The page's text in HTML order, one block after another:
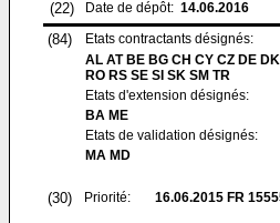
(22) Date de dépôt: 14.06.2016
(84)
Etats contractants désignés:
AL AT BE BG CH CY CZ DE
RO RS SE SI SK SM TR
Etats d'extension désignés:
BA ME
Etats de validation désignés:
MA MD
(30) Priorité: 16.06.2015 FR